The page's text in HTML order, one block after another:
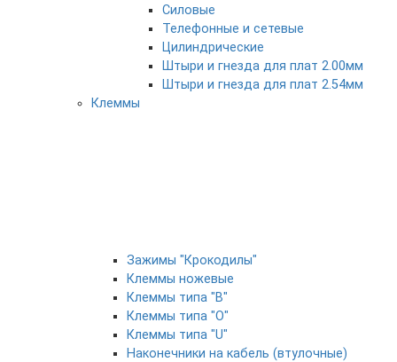
Силовые
Телефонные и сетевые
Цилиндрические
Штыри и гнезда для плат 2.00мм
Штыри и гнезда для плат 2.54мм
Клеммы
Зажимы "Крокодилы"
Клеммы ножевые
Клеммы типа "B"
Клеммы типа "O"
Клеммы типа "U"
Наконечники на кабель (втулочные)